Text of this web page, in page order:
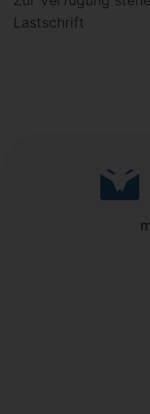
Lastschrift